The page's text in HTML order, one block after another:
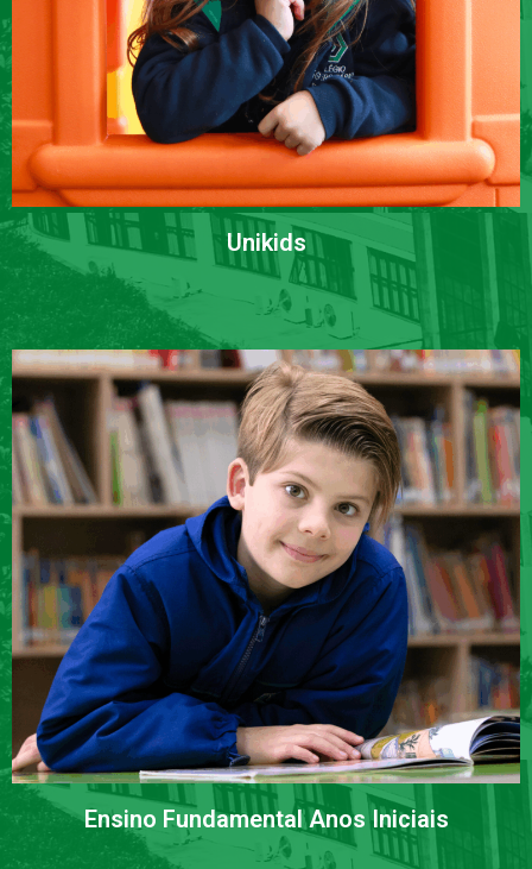
Unikids
Ensino Fundamental Anos Iniciais